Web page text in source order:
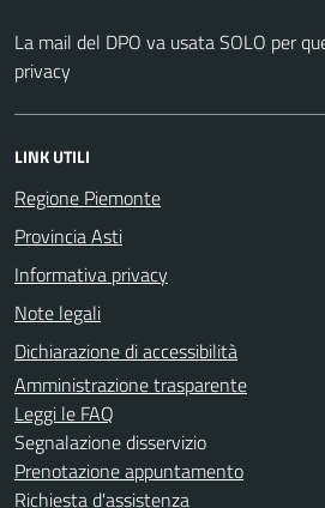
La mail del DPO va usata SOLO per
privacy
LINK UTILI
Regione Piemonte
Provincia Asti
Informativa privacy
Note legali
Dichiarazione di accessibilità
Amministrazione trasparente
Leggi le FAQ
Segnalazione disservizio
Prenotazione appuntamento
Richiesta d'assistenza